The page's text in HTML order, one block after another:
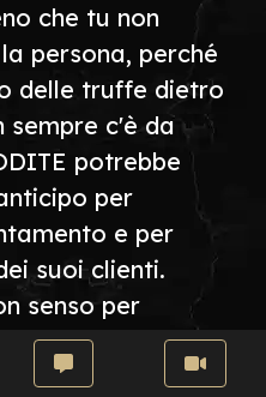
che tu non
persona, perché
delle truffe dietro
sempre c'è da
potrebbe
per
e per
suoi clienti.
senso per
in questi casi.